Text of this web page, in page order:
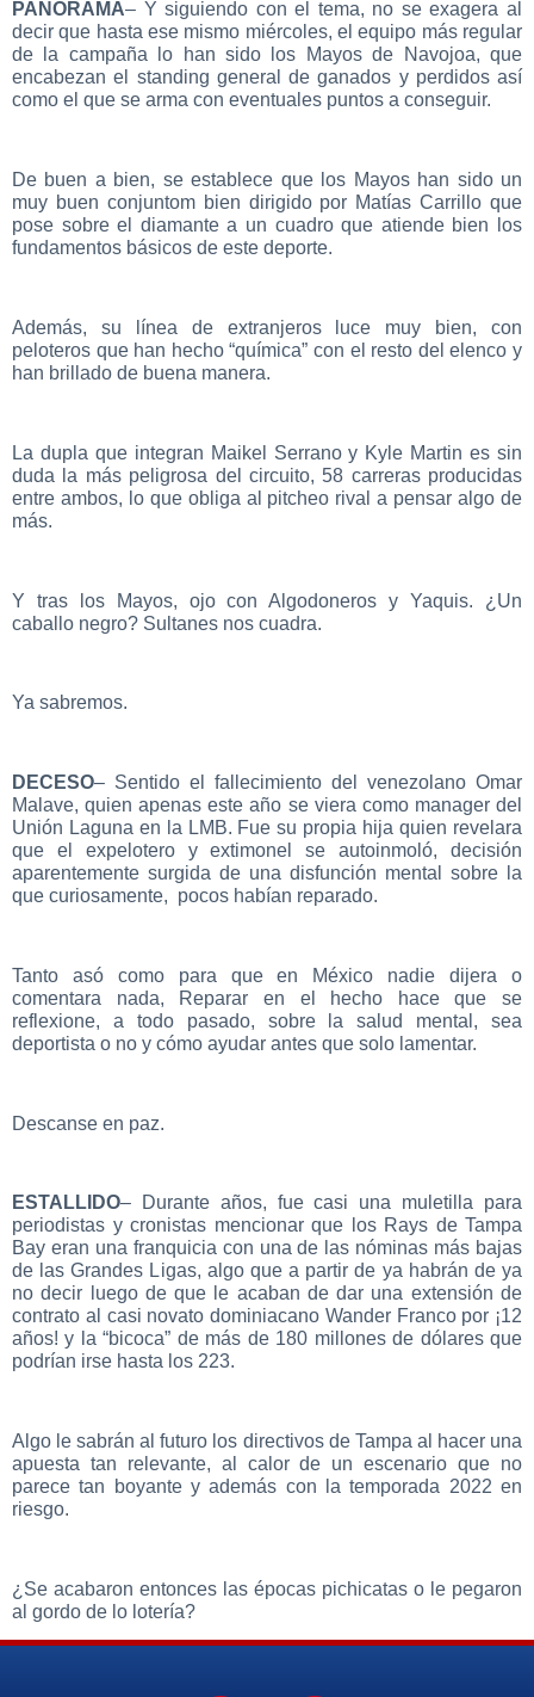
PANORAMA– Y siguiendo con el tema, no se exagera al
decir que hasta ese mismo miércoles, el equipo más regular
de la campaña lo han sido los Mayos de Navojoa, que
encabezan el standing general de ganados y perdidos así
como el que se arma con eventuales puntos a conseguir.
De buen a bien, se establece que los Mayos han sido un
muy buen conjuntom bien dirigido por Matías Carrillo que
pose sobre el diamante a un cuadro que atiende bien los
fundamentos básicos de este deporte.
Además, su línea de extranjeros luce muy bien, con
peloteros que han hecho “química” con el resto del elenco y
han brillado de buena manera.
La dupla que integran Maikel Serrano y Kyle Martin es sin
duda la más peligrosa del circuito, 58 carreras producidas
entre ambos, lo que obliga al pitcheo rival a pensar algo de
más.
Y tras los Mayos, ojo con Algodoneros y Yaquis. ¿Un
caballo negro? Sultanes nos cuadra.
Ya sabremos.
DECESO– Sentido el fallecimiento del venezolano Omar
Malave, quien apenas este año se viera como manager del
Unión Laguna en la LMB. Fue su propia hija quien revelara
que el expelotero y extimonel se autoinmoló, decisión
aparentemente surgida de una disfunción mental sobre la
que curiosamente, pocos habían reparado.
Tanto asó como para que en México nadie dijera o
comentara nada, Reparar en el hecho hace que se
reflexione, a todo pasado, sobre la salud mental, sea
deportista o no y cómo ayudar antes que solo lamentar.
Descanse en paz.
ESTALLIDO– Durante años, fue casi una muletilla para
periodistas y cronistas mencionar que los Rays de Tampa
Bay eran una franquicia con una de las nóminas más bajas
de las Grandes Ligas, algo que a partir de ya habrán de ya
no decir luego de que le acaban de dar una extensión de
contrato al casi novato dominiacano Wander Franco por ¡12
años! y la “bicoca” de más de 180 millones de dólares que
podrían irse hasta los 223.
Algo le sabrán al futuro los directivos de Tampa al hacer una
apuesta tan relevante, al calor de un escenario que no
parece tan boyante y además con la temporada 2022 en
riesgo.
¿Se acabaron entonces las épocas pichicatas o le pegaron
al gordo de lo lotería?